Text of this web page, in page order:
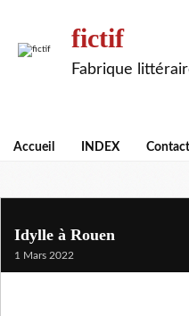
fictif
Fabrique
Accueil INDEX Contact
Idylle à Rouen
1 Mars 2022